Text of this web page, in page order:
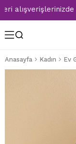
Anasayfa Kadın Ev